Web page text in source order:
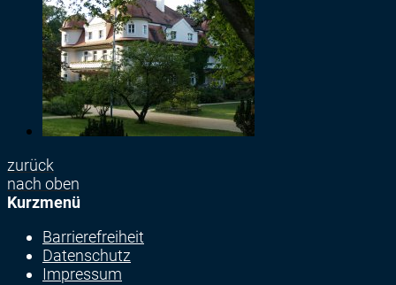
zurück
nach oben
Kurzmenü
Barrierefreiheit
Datenschutz
Impressum